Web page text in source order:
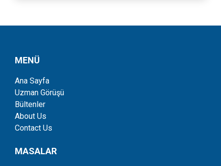
MENÜ
Ana Sayfa
Uzman Görüşü
Bültenler
About Us
Contact Us
MASALAR